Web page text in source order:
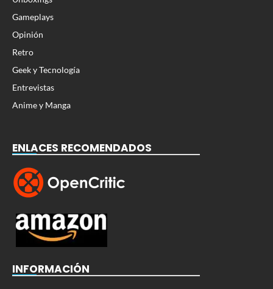
Gameplays
Opinión
Retro
Geek y Tecnología
Entrevistas
Anime y Manga
ENLACES RECOMENDADOS
INFORMACIÓN